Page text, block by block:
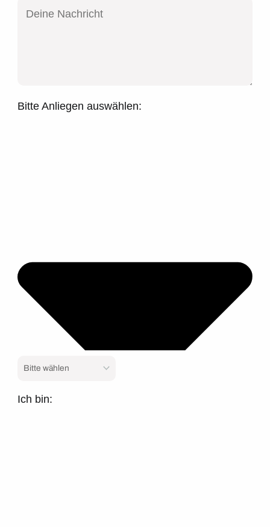
Bitte Anliegen auswählen:
Ich bin: